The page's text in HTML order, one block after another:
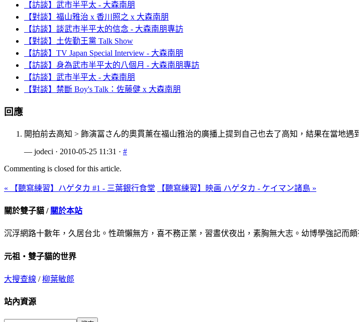
【訪談】武市半平太 - 大森南朋
【對談】福山雅治 x 香川照之 x 大森南朋
【訪談】談武市半平太的信念 - 大森南朋專訪
【對談】土佐勤王黨 Talk Show
【訪談】TV Japan Special Interview - 大森南朋
【訪談】身為武市半平太的八個月 - 大森南朋專訪
【訪談】武市半平太 - 大森南朋
【對談】禁斷 Boy's Talk：佐藤健 x 大森南朋
回應
開拍前去高知 > 飾演冨さん的奧貫薰在福山雅治的廣播上提到自己也去了高知，結果在當地
— jodeci · 2010-05-25 11:31 · #
Commenting is closed for this article.
« 【聽寫練習】ハゲタカ #1 - 三葉銀行食堂 【聽寫練習】映画 ハゲタカ - ケイマン諸島 »
關於雙子貓 / 關於本站
沉浮網路十數年，久居台北。性疏懶無方，喜不務正業，習晝伏夜出，素胸無大志。幼博學強記
元祖‧雙子貓的世界
大搜查線 /柳葉敏郎
站內資源